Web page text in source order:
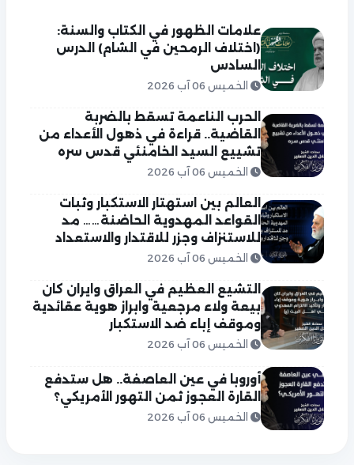
علامات الظهور في الكتاب والسنة:
(اختلاف الرمحين في الشام) الدرس
السادس
الخميس 06 آب 2026
الحرب الناعمة تسقط بالضربة
القاضية.. قراءة في ذهول الأعداء من
تشييع السيد الخامنئي قدس سره
الخميس 06 آب 2026
العالم بين استهتار الاستكبار وثبات
القواعد المهدوية الحاضنة…… مد
للاستنزاف وجزر للاقتدار والاستعداد
الخميس 06 آب 2026
التشيع العظيم في العراق وايران كان
بيعة ولاء مرجعية وابراز هوية عقائدية
وموقف إباء ضد الاستكبار
الخميس 06 آب 2026
أوروبا في عين العاصفة.. هل ستدفع
القارة العجوز ثمن التهور الأمريكي؟
الخميس 06 آب 2026